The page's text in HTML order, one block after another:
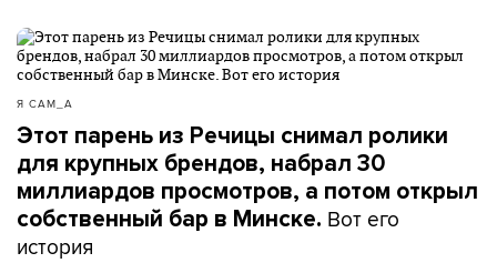
Я САМ_А
Этот парень из Речицы снимал ролики
для крупных брендов, набрал 30
миллиардов просмотров, а потом открыл
собственный бар в Минске. Вот его
история